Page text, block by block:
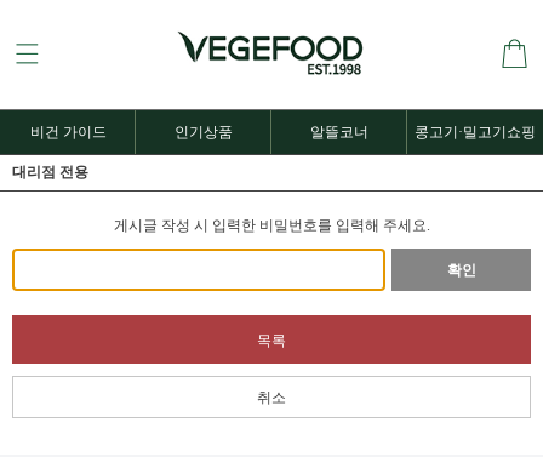
비건 가이드 인기상품 알뜰코너 콩고기·밀고기쇼핑
대리점 전용
게시글 작성 시 입력한 비밀번호를 입력해 주세요.
확인
목록
취소